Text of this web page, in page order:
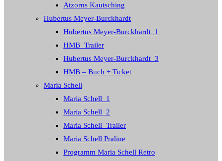
Atzorns Kautsching
Hubertus Meyer-Burckhardt
Hubertus Meyer-Burckhardt_1
HMB_Trailer
Hubertus Meyer-Burckhardt_3
HMB – Buch + Ticket
Maria Schell
Maria Schell_1
Maria Schell_2
Maria Schell_Trailer
Maria Schell Praline
Programm Maria Schell Retro